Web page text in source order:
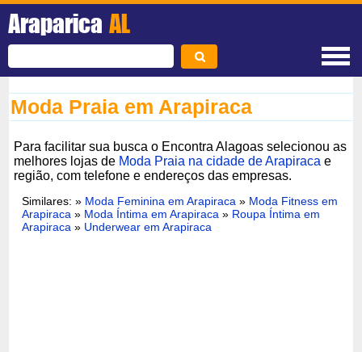
Araparica AL
Moda Praia em Arapiraca
Para facilitar sua busca o Encontra Alagoas selecionou as
melhores lojas de Moda Praia na cidade de Arapiraca e
região, com telefone e endereços das empresas.
Similares: » Moda Feminina em Arapiraca » Moda Fitness em
Arapiraca » Moda Íntima em Arapiraca » Roupa Íntima em
Arapiraca » Underwear em Arapiraca